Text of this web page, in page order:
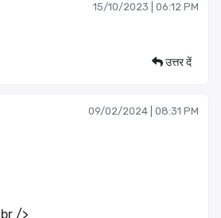
15/10/2023 | 06:12 PM
उत्तर दें
09/02/2024 | 08:31 PM
/>